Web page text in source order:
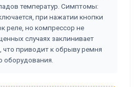
температур. Симптомы:
при нажатии кнопки
реле, но компрессор не
случаях заклинивает
приводит к обрыву ремня
оборудования.